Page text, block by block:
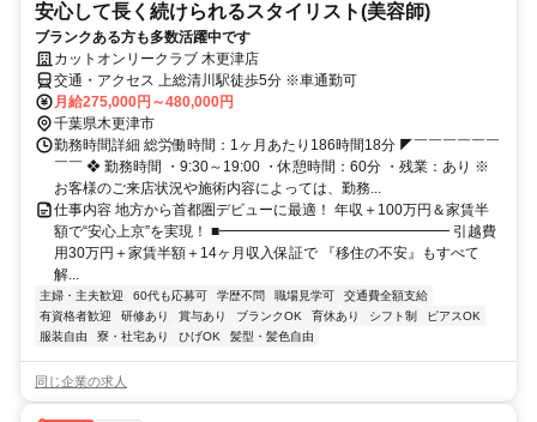
安心して長く続けられるスタイリスト(美容師)
ブランクある方も多数活躍中です
カットオンリークラブ 木更津店
交通・アクセス 上総清川駅徒歩5分 ※車通勤可
月給275,000円～480,000円
千葉県木更津市
勤務時間詳細 総労働時間：1ヶ月あたり186時間18分 ◤￣￣￣￣￣￣
￣￣ ❖ 勤務時間 ・9:30～19:00 ・休憩時間：60分 ・残業：あり ※
お客様のご来店状況や施術内容によっては、勤務...
仕事内容 地方から首都圏デビューに最適！ 年収＋100万円＆家賃半
額で“安心上京”を実現！ ■━━━━━━━━━━━━━━━━ 引越費
用30万円＋家賃半額＋14ヶ月収入保証で 『移住の不安』もすべて
解...
主婦・主夫歓迎 60代も応募可 学歴不問 職場見学可
交通費全額支給
有資格者歓迎
研修あり 賞与あり ブランクOK 育休あり シフト制
ピアスOK
服装自由
寮・社宅あり ひげOK 髪型・髪色自由
同じ企業の求人